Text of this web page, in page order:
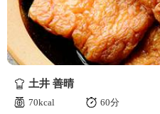
土井 善晴
70kcal
60分